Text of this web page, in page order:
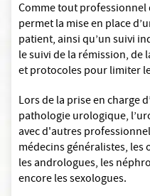
Comme tout professionnel
permet la mise en place
patient, ainsi qu’un suivi
le suivi de la rémission,
et protocoles pour limiter
Lors de la prise en charge
pathologie urologique,
avec d'autres
médecins généralistes, les
les andrologues, les
encore les sexologues.